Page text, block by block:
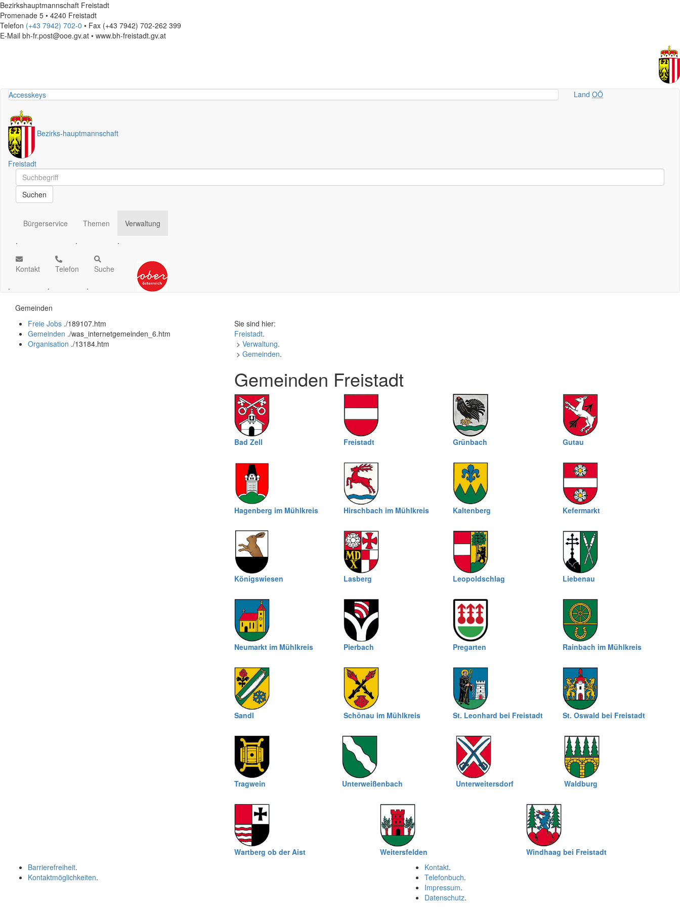
Bezirkshauptmannschaft Freistadt
Promenade 5 • 4240 Freistadt
Telefon (+43 7942) 702-0 • Fax (+43 7942) 702-262 399
E-Mail bh-fr.post@ooe.gv.at • www.bh-freistadt.gv.at
Accesskeys LandOÖ
Bezirks-hauptmannschaft
Freistadt
Schnellsuche
Schnellsuche
Suchen
Bürgerservice
.
Themen
.
Verwaltung
.
Kontakt
.
Telefon
.
Suche
.
Gemeinden
Freie Jobs ./189107.htm
Gemeinden ./was_internetgemeinden_6.htm
Organisation ./13184.htm
Sie sind hier:
Freistadt.
> Verwaltung.
> Gemeinden.
Gemeinden Freistadt
Bad Zell Freistadt Grünbach Gutau
Hagenberg im Mühlkreis Hirschbach im Mühlkreis Kaltenberg Kefermarkt
Königswiesen Lasberg Leopoldschlag Liebenau
Neumarkt im Mühlkreis Pierbach Pregarten Rainbach im Mühlkreis
Sandl Schönau im Mühlkreis St. Leonhard bei Freistadt St. Oswald bei Freistadt
Tragwein Unterweißenbach Unterweitersdorf Waldburg
Wartberg ob der Aist Weitersfelden
Windhaag bei Freistadt
Kontakt.
Telefonbuch.
Impressum.
Datenschutz.
Barrierefreiheit.
Kontaktmöglichkeiten.